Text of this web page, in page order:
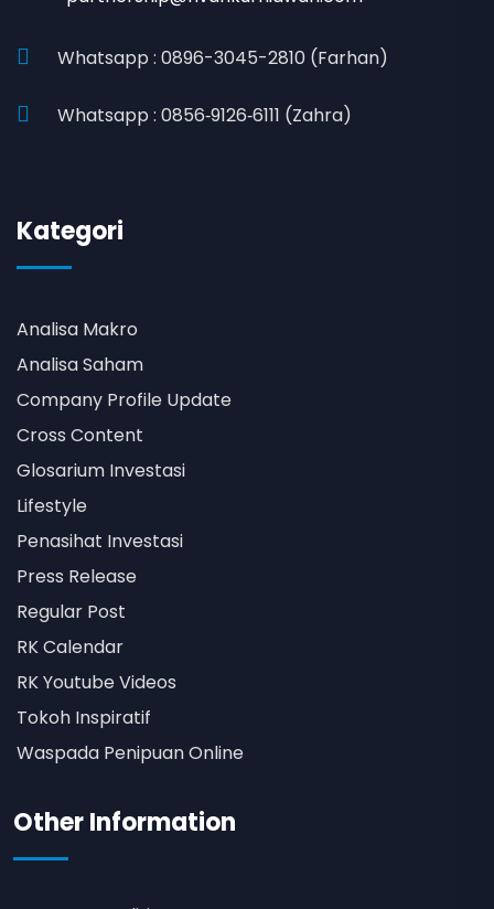
Whatsapp : 0896-3045-2810 (Farhan)
Whatsapp : 0856‑9126‑6111 (Zahra)
Kategori
Analisa Makro
Analisa Saham
Company Profile Update
Cross Content
Glosarium Investasi
Lifestyle
Penasihat Investasi
Press Release
Regular Post
RK Calendar
RK Youtube Videos
Tokoh Inspiratif
Waspada Penipuan Online
Other Information